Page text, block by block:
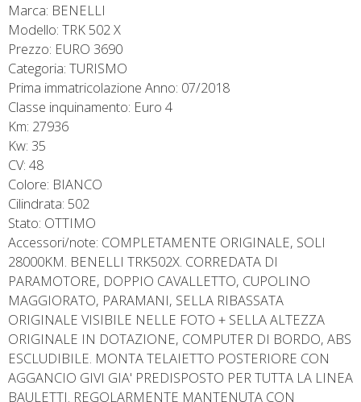
Marca: BENELLI
Modello: TRK 502 X
Prezzo: EURO 3690
Categoria: TURISMO
Prima immatricolazione Anno: 07/2018
Classe inquinamento: Euro 4
Km: 27936
Kw: 35
CV: 48
Colore: BIANCO
Cilindrata: 502
Stato: OTTIMO
Accessori/note: COMPLETAMENTE ORIGINALE, SOLI
28000KM. BENELLI TRK502X. CORREDATA DI
PARAMOTORE, DOPPIO CAVALLETTO, CUPOLINO
MAGGIORATO, PARAMANI, SELLA RIBASSATA
ORIGINALE VISIBILE NELLE FOTO + SELLA ALTEZZA
ORIGINALE IN DOTAZIONE, COMPUTER DI BORDO, ABS
ESCLUDIBILE. MONTA TELAIETTO POSTERIORE CON
AGGANCIO GIVI GIA' PREDISPOSTO PER TUTTA LA LINEA
BAULETTI. REGOLARMENTE MANTENUTA CON